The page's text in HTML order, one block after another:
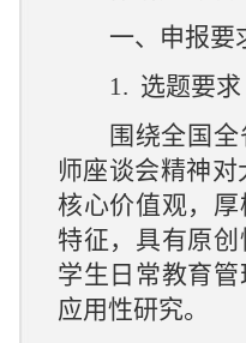
一、申报要
1. 选题要求
围绕全国
师座谈会精神
核心价值观，
特征，具有原
学生日常教育
应用性研究。